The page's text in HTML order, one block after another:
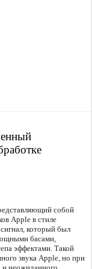
собой
Apple в стиле
который был
басами,
эффектами. Такой
звука Apple, но при